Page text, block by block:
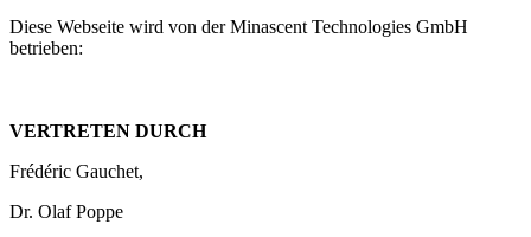
Diese Webseite wird von der Minascent Technologies GmbH
betrieben:
VERTRETEN DURCH
Frédéric Gauchet,
Dr. Olaf Poppe